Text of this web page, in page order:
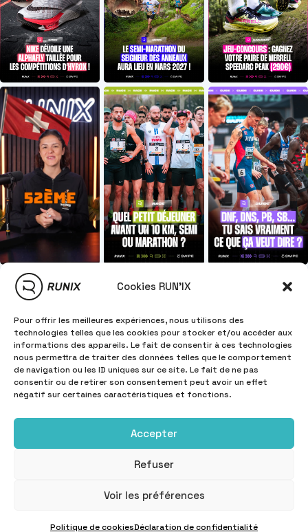
Cookies RUN'IX
Pour offrir les meilleures expériences, nous utilisons des
technologies telles que les cookies pour stocker et/ou accéder aux
informations des appareils. Le fait de consentir à ces technologies
nous permettra de traiter des données telles que le comportement
de navigation ou les ID uniques sur ce site. Le fait de ne pas
consentir ou de retirer son consentement peut avoir un effet
négatif sur certaines caractéristiques et fonctions.
Accepter
Refuser
Voir les préférences
Politique de cookiesDéclaration de confidentialité